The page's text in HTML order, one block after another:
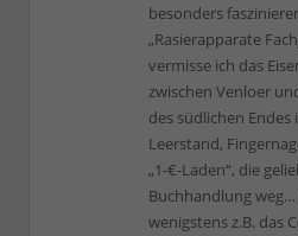
besonders
„Rasierapparate
vermisse ich das
zwischen Venloer
des südlichen
Leerstand,
„1-€-Laden“, die
Buchhandlung
wenigstens z.B. das